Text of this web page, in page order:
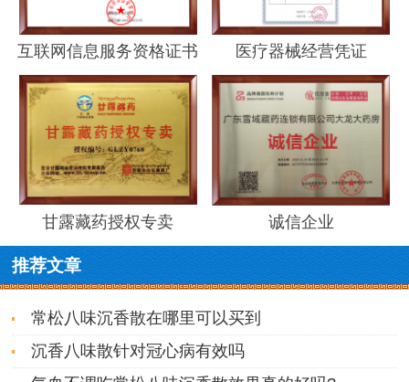
互联网信息服务资格证书 医疗器械经营凭证
甘露藏药授权专卖 诚信企业
推荐文章
常松八味沉香散在哪里可以买到
沉香八味散针对冠心病有效吗